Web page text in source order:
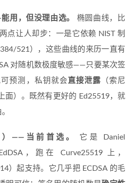
用，但没理由选。
椭圆曲线，比
点让人却步：一是它依赖 NIST 制
521），这些曲线的来历一直有
对随机数极度敏感——只要某次签
预测，私钥就会 直接泄露（索尼
面）。既然有更好的 Ed25519，就
）——当前首选。
它是 Daniel
，跑在 Curve25519 上，
）起支持。它几乎把 ECDSA 的毛